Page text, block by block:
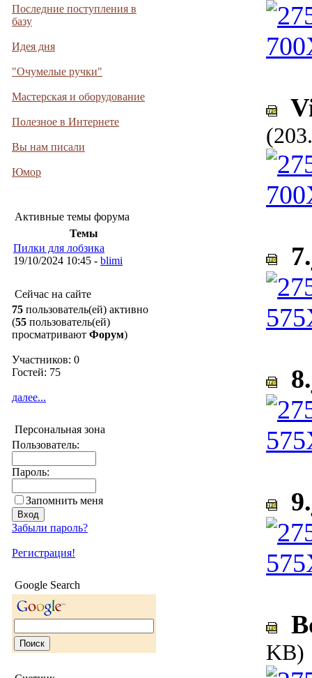
Последние поступления в
базу
Идея дня
"Очумелые ручки"
Мастерская и оборудование
Полезное в Интернете
Вы нам писали
Юмор
Активные темы форума
Темы
Пилки для лобзика
19/10/2024 10:45 - blimi
Сейчас на сайте
75 пользователь(ей) активно
(55 пользователь(ей)
просматривают Форум)
Участников: 0
Гостей: 75
далее...
Персональная зона
Пользователь:
Пароль:
Запомнить меня
Забыли пароль?
Регистрация!
Google Search
KB)